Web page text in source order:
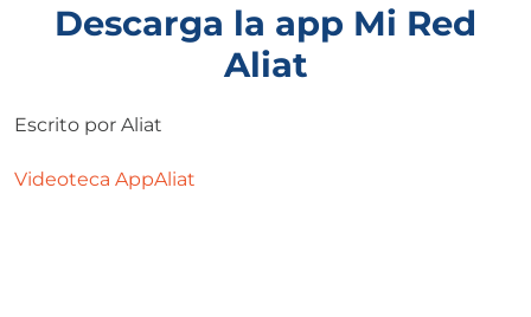
Descarga la app Mi Red
Aliat
Escrito por Aliat
Videoteca AppAliat